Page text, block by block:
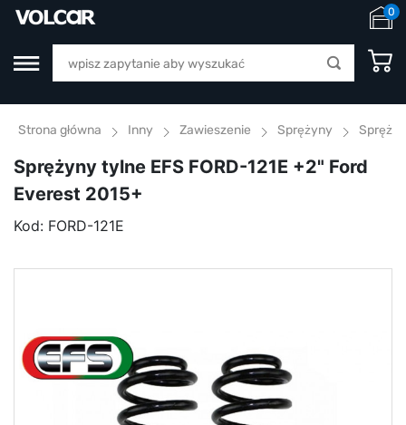
0
Strona główna Inny Zawieszenie Sprężyny
Sprężyny tylne EFS FORD-121E +2" Ford
Everest 2015+
Kod: FORD-121E